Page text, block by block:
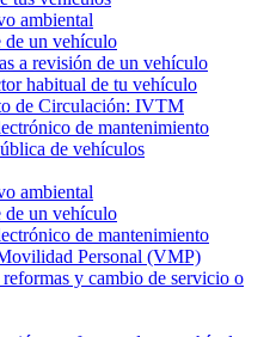
ambiental
de un vehículo
a revisión de un vehículo
habitual de tu vehículo
de Circulación: IVTM
de mantenimiento
de vehículos
ambiental
de un vehículo
de mantenimiento
Personal (VMP)
y cambio de servicio o